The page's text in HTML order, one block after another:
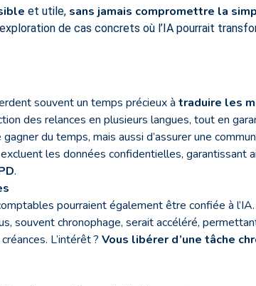
et utile, sans jamais compromettre la
de cas concrets où l’IA pourrait
souvent un temps précieux à traduire les
des relances en plusieurs langues, tout en
du temps, mais aussi d’assurer une
les données confidentielles, garantissant
.
pourraient également être confiée à
souvent chronophage, serait accéléré,
L’intérêt ? Vous libérer d’une tâche